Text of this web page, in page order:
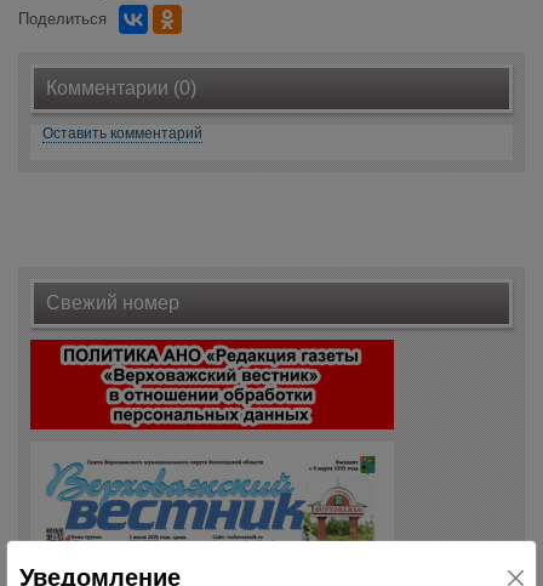
Поделиться
Комментарии (0)
Оставить комментарий
Свежий номер
Уведомление